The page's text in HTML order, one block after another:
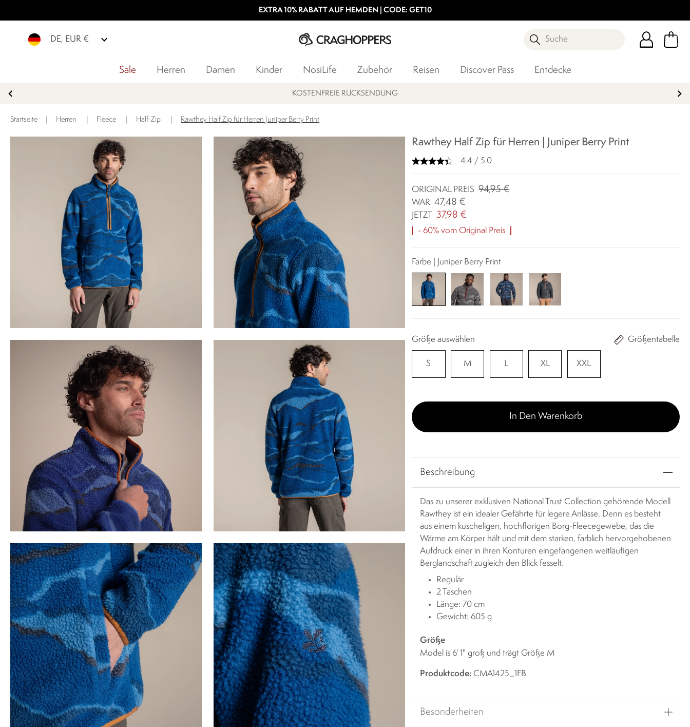
EXTRA 10% RABATT AUF HEMDEN | CODE: GET10
DE, EUR € Suche
Sale Herren Damen Kinder NosiLife Zubehör Reisen Discover Pass Entdecke
JETZT NEWSLETTER ABONNIEREN & 10% AUF DIE ERSTE BESTELLUNG SICHERN
Startseite Herren Fleece Half-Zip Rawthey Half Zip für Herren Juniper Berry Print
Rawthey Half Zip für Herren | Juniper Berry Print
4.4 / 5.0
ORIGINAL PREIS 94,95 €
WAR 47,48 €
JETZT 37,98 €
- 60% vom Original Preis
Farbe | Juniper Berry Print
Größe auswählen Größentabelle
S M L XL XXL
In Den Warenkorb
Beschreibung
Das zu unserer exklusiven National Trust Collection gehörende Modell
Rawthey ist ein idealer Gefährte für legere Anlässe. Denn es besteht
aus einem kuscheligen, hochflorigen Borg-Fleecegewebe, das die
Wärme am Körper hält und mit dem starken, farblich hervorgehobenen
Aufdruck einer in ihren Konturen eingefangenen weitläufigen
Berglandschaft zugleich den Blick fesselt.
Regulär
2 Taschen
Länge: 70 cm
Gewicht: 605 g
Größe
Model is 6' 1" groß und trägt Größe M
Produktcode: CMA1425_1FB
Besonderheiten